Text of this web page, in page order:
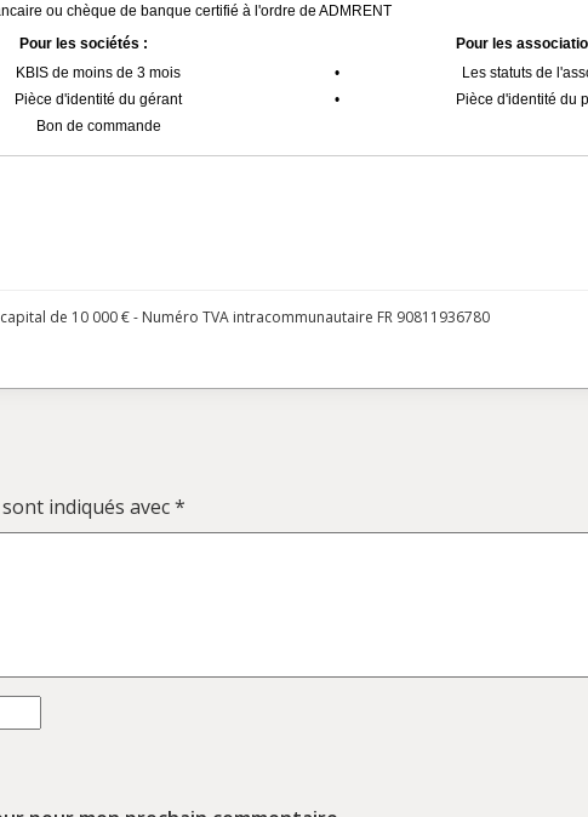
ou chèque de banque certifié à l'ordre de ADMRENT
Pour les sociétés :
KBIS de moins de 3 mois
Pièce d'identité du gérant
Bon de commande
Pour les
•
Les statuts de
•
Pièce d'identité du
capital de 10 000 € - Numéro TVA intracommunautaire FR 90811936780
indiqués avec*